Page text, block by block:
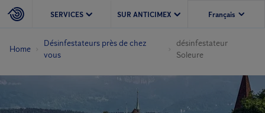
SERVICES SUR ANTICIMEX
Home
Désinfestateurs près de chez
vous
désinfestateur
Soleure